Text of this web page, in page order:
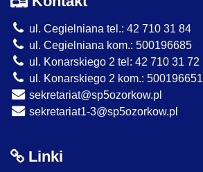
ul. Cegielniana tel.: 42 710 31 84
ul. Cegielniana kom.: 500196685
ul. Konarskiego 2 tel: 42 710 31 72
ul. Konarskiego 2 kom.: 500196651
sekretariat@sp5ozorkow.pl
sekretariat1-3@sp5ozorkow.pl
Linki